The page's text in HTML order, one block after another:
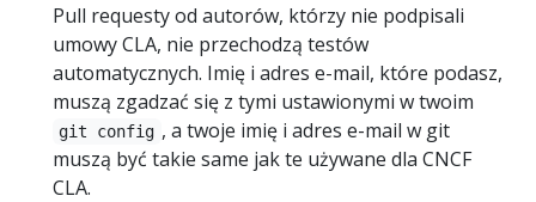
Pull requesty od autorów, którzy nie podpisali
umowy CLA, nie przechodzą testów
automatycznych. Imię i adres e-mail, które podasz,
muszą zgadzać się z tymi ustawionymi w twoim
git config , a twoje imię i adres e-mail w git
muszą być takie same jak te używane dla CNCF
CLA.